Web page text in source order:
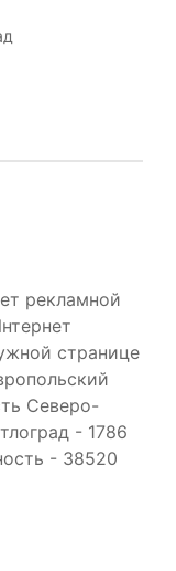
рекламной
странице
Северо-
- 1786
- 38520